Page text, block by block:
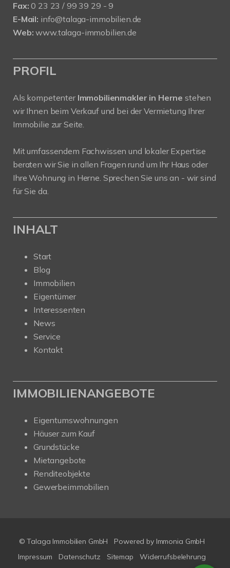
Fax: 0 23 23 / 99 39 29 - 9
E-Mail: info@talaga-immobilien.de
Web: www.talaga-immobilien.de
PROFIL
Als kompetenter Immobilienmakler in Herne stehen
wir Ihnen beim Verkauf und bei der Vermietung Ihrer
Immobilie zur Seite.
Mit umfassendem Fachwissen und lokaler Expertise
beraten wir Sie in allen Fragen rund um Ihr Haus oder
Ihre Wohnung in Herne. Sprechen Sie uns an - wir sind
für Sie da.
INHALT
Start
Blog
Immobilien
Eigentümer
Interessenten
News
Service
Kontakt
IMMOBILIENANGEBOTE
Eigentumswohnungen
Häuser zum Kauf
Grundstücke
Mietangebote
Renditeobjekte
Gewerbeimmobilien
© Talaga Immobilien GmbH Powered by Immonia GmbH
Impressum
Datenschutz Sitemap Widerrufsbelehrung